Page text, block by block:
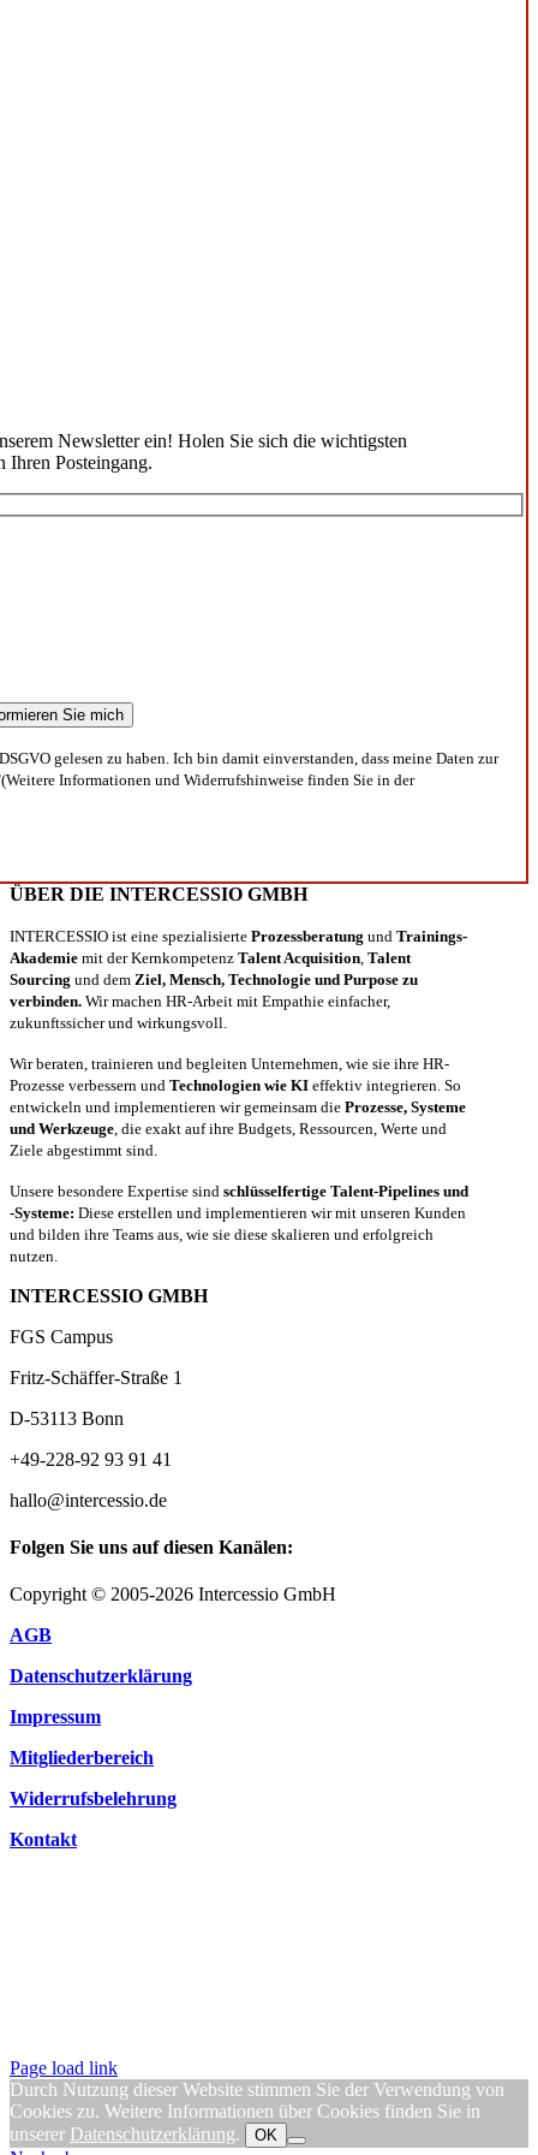
Newsletter ein! Holen Sie sich die wichtigsten
Ihren Posteingang.
gelesen zu haben. Ich bin damit einverstanden, dass meine Daten zur
Informationen und Widerrufshinweise finden Sie in der
ÜBER DIE INTERCESSIO GMBH
INTERCESSIO ist eine spezialisierte Prozessberatung und Trainings-
Akademie mit der Kernkompetenz Talent Acquisition Talent
Sourcing und dem Ziel, Mensch, Technologie und Purpose zu
verbinden. Wir machen HR-Arbeit mit Empathie einfacher,
zukunftssicher und wirkungsvoll.
Wir beraten, trainieren und begleiten Unternehmen, wie sie ihre HR-
Prozesse verbessern und Technologien wie KI effektiv integrieren. So
entwickeln und implementieren wir gemeinsam die Prozesse, Systeme
und Werkzeuge , die exakt auf ihre Budgets, Ressourcen, Werte und
Ziele abgestimmt sind.
Unsere besondere Expertise sind schlüsselfertige Talent-Pipelines und
-Systeme: Diese erstellen und implementieren wir mit unseren Kunden
und bilden ihre Teams aus, wie sie diese skalieren und erfolgreich
nutzen.
INTERCESSIO GMBH
FGS Campus
Fritz-Schäffer-Straße 1
D-53113 Bonn
+49-228-92 93 91 41
hallo@intercessio.de
Folgen Sie uns auf diesen Kanälen:
Copyright © 2005-2026 Intercessio GmbH
AGB
Datenschutzerklärung
Impressum
Mitgliederbereich
Widerrufsbelehrung
Kontakt
Page load link
Durch Nutzung dieser Website stimmen Sie der Verwendung von
Cookies zu. Weitere Informationen über Cookies finden Sie in
unserer Datenschutzerklärung. OK